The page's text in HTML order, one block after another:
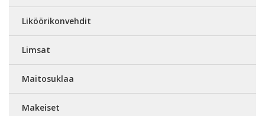
Liköörikonvehdit
Limsat
Maitosuklaa
Makeiset